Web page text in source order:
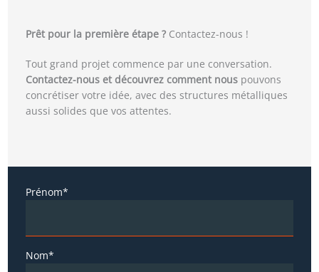
Prêt pour la première étape ? Contactez-nous !
Tout grand projet commence par une conversation.
Contactez-nous et découvrez comment nous pouvons
concrétiser votre idée, avec des structures métalliques
aussi solides que vos attentes.
Prénom*
Nom*